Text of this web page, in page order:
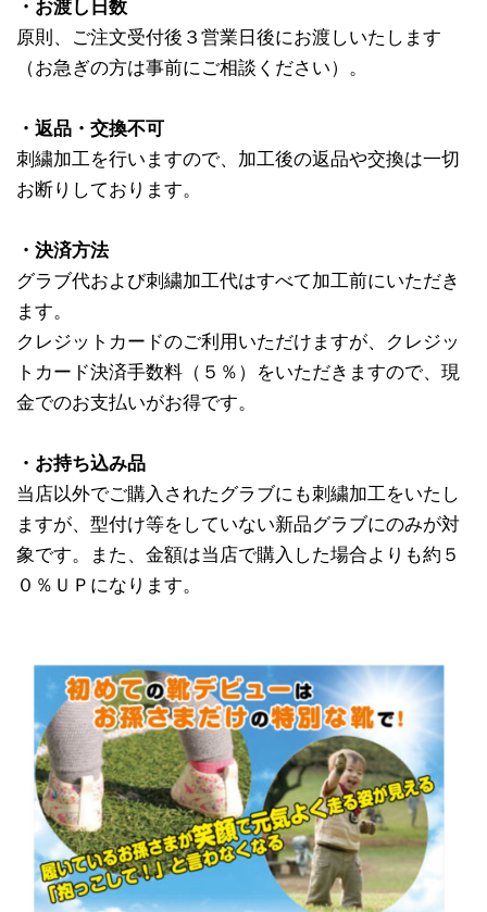
・お渡し日数
原則、ご注文受付後３営業日後にお渡しいたします
（お急ぎの方は事前にご相談ください）。
・返品・交換不可
刺繍加工を行いますので、加工後の返品や交換は一切
お断りしております。
・決済方法
グラブ代および刺繍加工代はすべて加工前にいただき
ます。
クレジットカードのご利用いただけますが、クレジッ
トカード決済手数料（５％）をいただきますので、現
金でのお支払いがお得です。
・お持ち込み品
当店以外でご購入されたグラブにも刺繍加工をいたし
ますが、型付け等をしていない新品グラブにのみが対
象です。また、金額は当店で購入した場合よりも約５
０％ＵＰになります。